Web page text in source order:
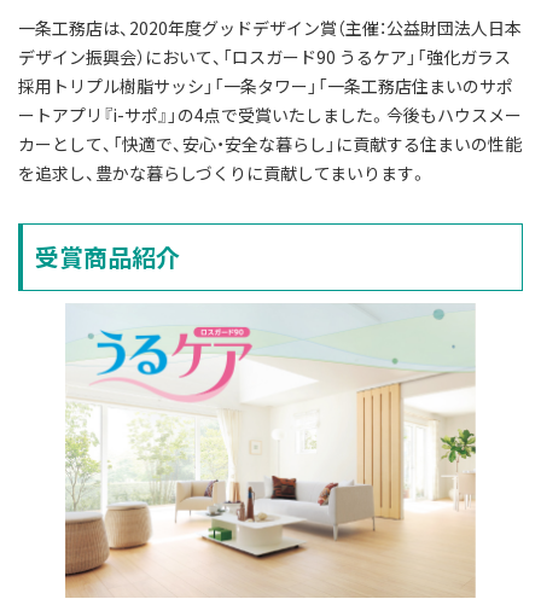
一条工務店は、2020年度グッドデザイン賞（主催：公益財団法人日本
デザイン振興会）において、「ロスガード90 うるケア」「強化ガラス
採用トリプル樹脂サッシ」「一条タワー」「一条工務店住まいのサポ
ートアプリ『i-サポ』」の4点で受賞いたしました。今後もハウスメー
カーとして、「快適で、安心・安全な暮らし」に貢献する住まいの性能
を追求し、豊かな暮らしづくりに貢献してまいります。
受賞商品紹介